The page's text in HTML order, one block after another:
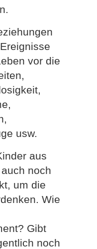
vor die
usw.
aus
noch
um die
Wie
Gibt
noch